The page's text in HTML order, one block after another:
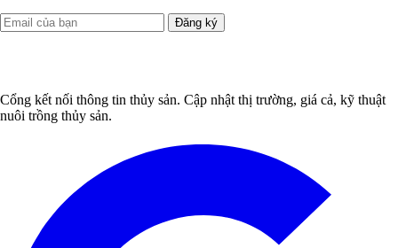
Đăng ký
Cổng kết nối thông tin thủy sản. Cập nhật thị trường, giá cả, kỹ thuật
nuôi trồng thủy sản.